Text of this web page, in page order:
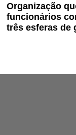
Organização
funcionários
três esferas de